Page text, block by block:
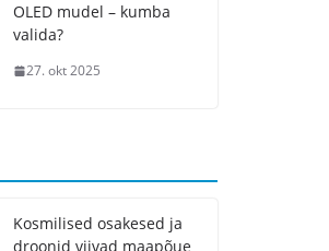
OLED mudel – kumba
valida?
27. okt 2025
Kosmilised osakesed ja
droonid viivad maapõue